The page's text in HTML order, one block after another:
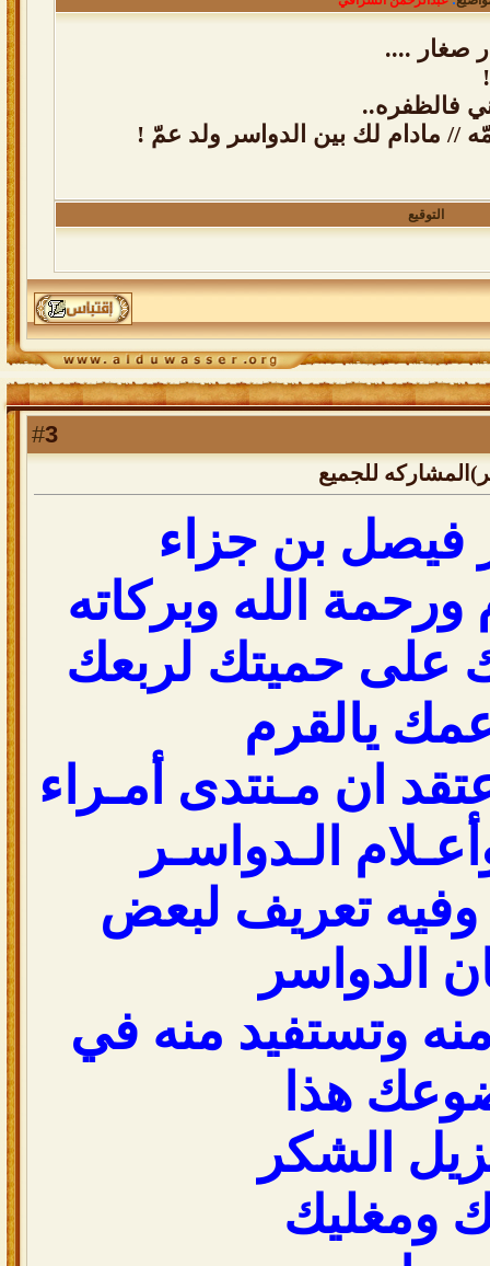
صغار ....
فالظفره..
// مادام لك بين الدواسر ولد عمّ !
التوقيع
3
للجميع
فيصل بن جزاء
الله وبركاته
على حميتك لربعك
يالقرم
ان مـنتدى أمـراء
الـدواسـر
تعريف لبعض
الدواسر
وتستفيد منه في
هذا
الشكر
ومغليك